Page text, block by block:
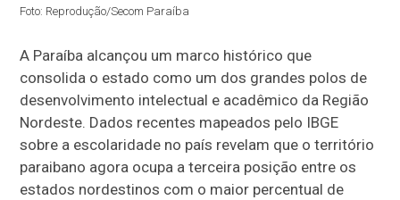
Foto: Reprodução/Secom Paraíba
A Paraíba alcançou um marco histórico que
consolida o estado como um dos grandes polos de
desenvolvimento intelectual e acadêmico da Região
Nordeste. Dados recentes mapeados pelo IBGE
sobre a escolaridade no país revelam que o território
paraibano agora ocupa a terceira posição entre os
estados nordestinos com o maior percentual de